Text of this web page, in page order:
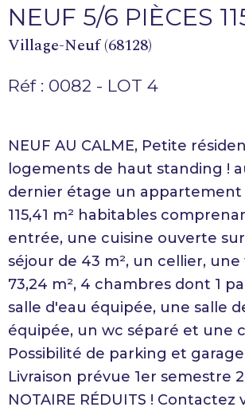
NEUF 5/6 PIÈCES
Village-Neuf (68128)
Réf : 0082 - LOT 4
NEUF AU CALME, Petite
logements de haut standing !
dernier étage un appartement
115,41 m² habitables
entrée, une cuisine ouverte
séjour de 43 m², un cellier, une
73,24 m², 4 chambres dont 1
salle d'eau équipée, une salle
équipée, un wc séparé et une
Possibilité de parking et
Livraison prévue 1er semestre
NOTAIRE RÉDUITS ! Contactez